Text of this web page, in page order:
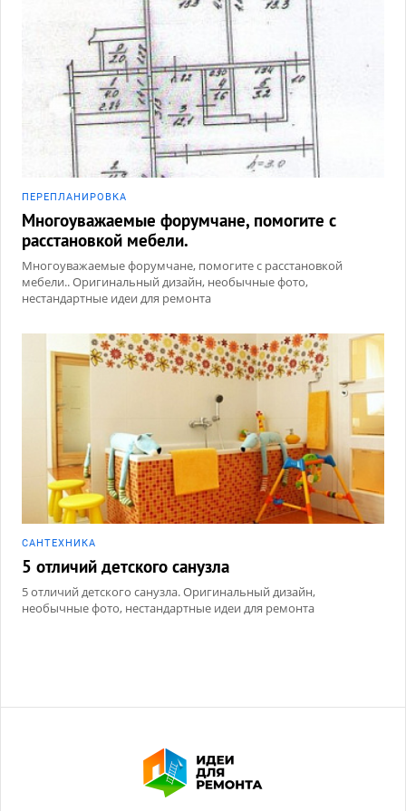
ПЕРЕПЛАНИРОВКА
Многоуважаемые форумчане, помогите с
расстановкой мебели.
Многоуважаемые форумчане, помогите с расстановкой
мебели.. Оригинальный дизайн, необычные фото,
нестандартные идеи для ремонта
САНТЕХНИКА
5 отличий детского санузла
5 отличий детского санузла. Оригинальный дизайн,
необычные фото, нестандартные идеи для ремонта